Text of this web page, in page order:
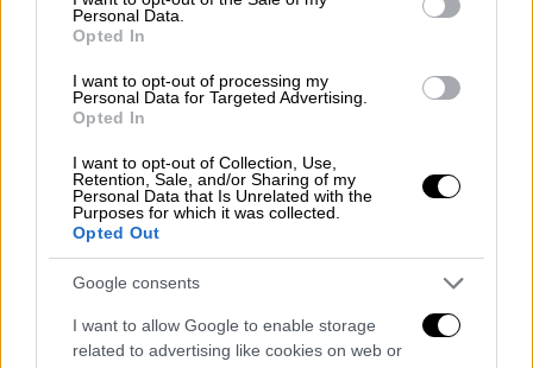
Personal Data.
Opted In
I want to opt-out of processing my
Personal Data for Targeted Advertising.
Opted In
I want to opt-out of Collection, Use,
Retention, Sale, and/or Sharing of my
Personal Data that Is Unrelated with the
Purposes for which it was collected.
Opted Out
Google consents
I want to allow Google to enable storage
related to advertising like cookies on web or